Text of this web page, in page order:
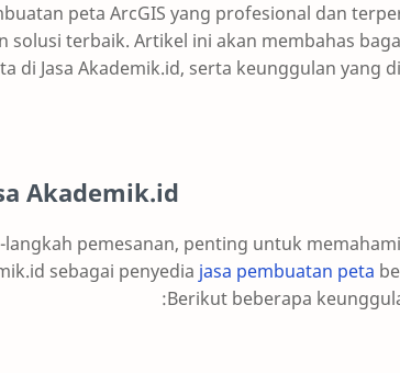
peta ArcGIS yang profesional dan
solusi terbaik. Artikel ini akan membahas
di Jasa Akademik.id, serta keunggulan yang
Akademik.id?
pemesanan, penting untuk
sebagai penyedia jasa pembuatan peta
Berikut beberapa